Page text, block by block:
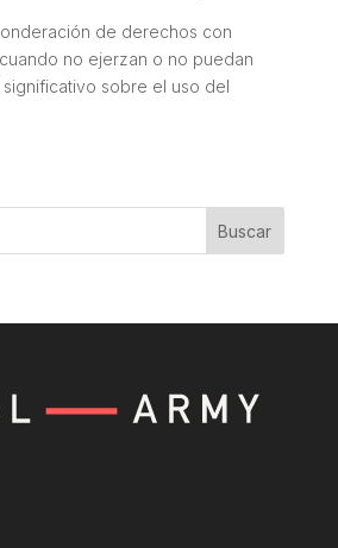
de derechos con
no ejerzan o no puedan
sobre el uso del
Buscar